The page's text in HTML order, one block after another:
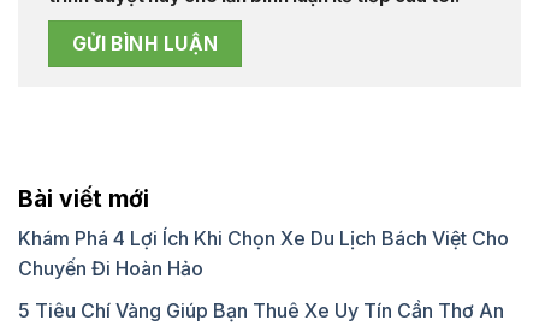
Bài viết mới
Khám Phá 4 Lợi Ích Khi Chọn Xe Du Lịch Bách Việt Cho
Chuyến Đi Hoàn Hảo
5 Tiêu Chí Vàng Giúp Bạn Thuê Xe Uy Tín Cần Thơ An